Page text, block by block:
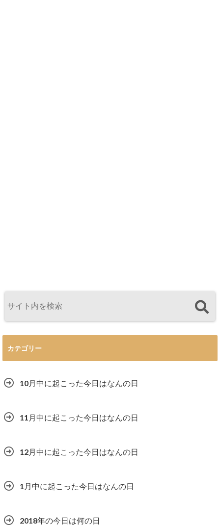
カテゴリー
10月中に起こった今日はなんの日
11月中に起こった今日はなんの日
12月中に起こった今日はなんの日
1月中に起こった今日はなんの日
2018年の今日は何の日